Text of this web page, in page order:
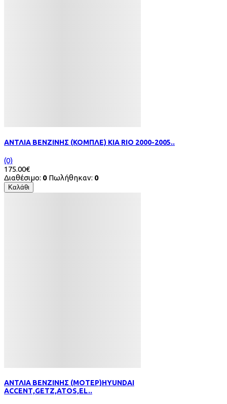
ΑΝΤΛΙΑ ΒΕΝΖΙΝΗΣ (KOMΠΛE) KIA RIO 2000-2005..
(0)
175.00€
Διαθέσιμο: 0 Πωλήθηκαν: 0
Καλάθι
ΑΝΤΛΙΑ ΒΕΝΖΙΝΗΣ (ΜΟΤΕΡ)HYUNDAI
ACCΕΝΤ,GETZ,ΑΤOS,EL..